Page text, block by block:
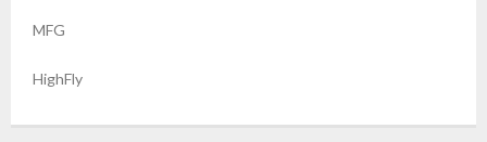
MFG
HighFly